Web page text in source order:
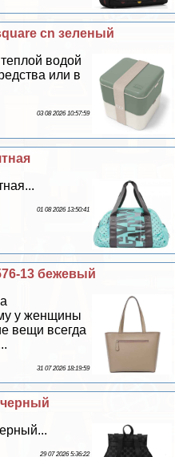
cn зеленый
водой
или в
03 08 2026 10:57:59
01 08 2026 13:50:41
13 бежевый
у женщины
вещи всегда
31 07 2026 18:19:59
черный
29 07 2026 5:36:22